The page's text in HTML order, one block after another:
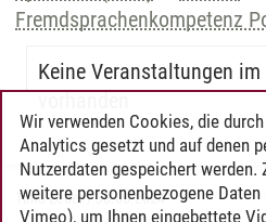
Fremdsprachenkompetenz
Keine Veranstaltungen
vorhanden
Timo Leder/30.06.2024
Wir verwenden Cookies, die
Analytics gesetzt und auf denen
Nutzerdaten gespeichert
weitere personenbezogene
Vimeo), um Ihnen eingebettete